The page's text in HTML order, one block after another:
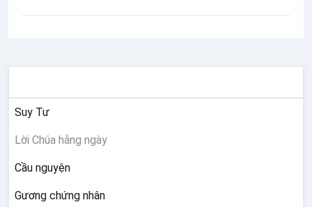
Suy Tư
Lời Chúa hằng ngày
Cầu nguyện
Gương chứng nhân